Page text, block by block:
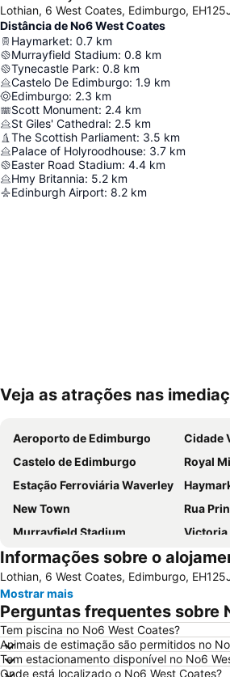
Lothian, 6 West Coates, Edimburgo,
Distância de No6 West Coates
Haymarket: 0.7 km
Murrayfield Stadium: 0.8 km
Tynecastle Park: 0.8 km
Castelo De Edimburgo: 1.9 km
Edimburgo: 2.3 km
Scott Monument: 2.4 km
St Giles' Cathedral: 2.5 km
The Scottish Parliament: 3.5 km
Palace of Holyroodhouse: 3.7 km
Easter Road Stadium: 4.4 km
Hmy Britannia: 5.2 km
Edinburgh Airport: 8.2 km
Ampliar mapa
Veja as atrações nas
Aeroporto de Edimburgo
Cidade
Castelo de Edimburgo
Royal
Estação Ferroviária Waverley
New Town
Rua
Murrayfield Stadium
Victoria
Grassmarket
Galeria
Museu Nacional da Escócia
Leith
City Art Centre
The
St James Quarter
The Witchery by the Castle
Stockbridge
Scott
Informações sobre o
Lothian, 6 West Coates, Edimburgo,
Mostrar mais
Perguntas frequentes sobre
Tem piscina no No6 West Coates?
Animais de estimação são permitidos no
Tem estacionamento disponível no No6
Onde está localizado o No6 West Coates?